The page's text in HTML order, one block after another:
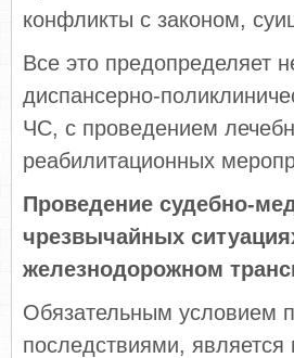
конфликты с законом,
Все это предопределяет
диспансерно-
ЧС, с проведением
реабилитационных
Проведение судебно-
чрезвычайных
железнодорожном
Обязательным условием
последствиями,